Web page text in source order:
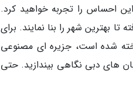
احساس را تجربه خواهید کرد.
بهترین شهر را بنا نمایند. برای
شده است، جزیره ای مصنوعی
های دبی نگاهی بیندازید. حتی